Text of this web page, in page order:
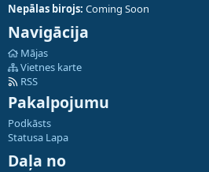
Nepālas birojs: Coming Soon
Navigācija
Mājas
Vietnes karte
RSS
Pakalpojumu
Podkāsts
Statusa Lapa
Daļa no